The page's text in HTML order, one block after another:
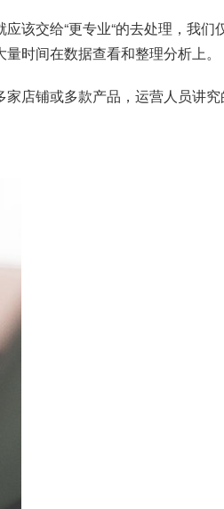
该交给“更专业“的去处理，我们
时间在数据查看和整理分析上。
店铺或多款产品，运营人员讲